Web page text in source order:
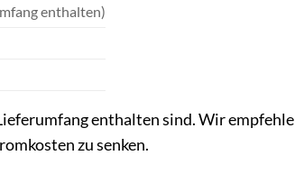
enthalten)
enthalten sind. Wir
zu senken.